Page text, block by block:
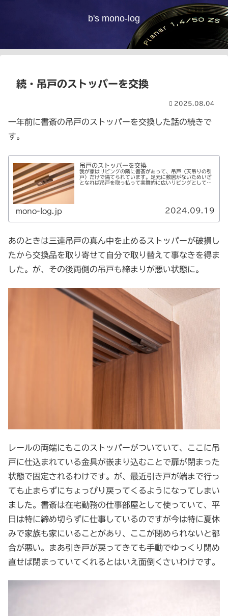
b's mono-log
続・吊戸のストッパーを交換
2025.08.04
一年前に書斎の吊戸のストッパーを交換した話の続きで
す。
吊戸のストッパーを交換
我が家はリビングの隣に書斎があって、吊戸（天吊りの引
戸）だけで隔てられています。足元に敷居がないためいざ
となれば吊戸を取っ払って実質的に広いリビングとして使
mono-log.jp 2024.09.19
あのときは三連吊戸の真ん中を止めるストッパーが破損し
たから交換品を取り寄せて自分で取り替えて事なきを得ま
した。が、その後両側の吊戸も締まりが悪い状態に。
レールの両端にもこのストッパーがついていて、ここに吊
戸に仕込まれている金具が嵌まり込むことで扉が閉まった
状態で固定されるわけです。が、最近引き戸が端まで行っ
ても止まらずにちょっぴり戻ってくるようになってしまい
ました。書斎は在宅勤務の仕事部屋として使っていて、平
日は特に締め切らずに仕事しているのですが今は特に夏休
みで家族も家にいることがあり、ここが閉められないと都
合が悪い。まあ引き戸が戻ってきても手動でゆっくり閉め
直せば閉まっていてくれるとはいえ面倒くさいわけです。